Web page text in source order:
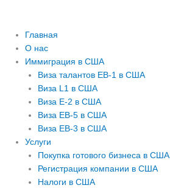
Главная
О нас
Иммиграция в США
Виза талантов EB-1 в США
Виза L1 в США
Виза E-2 в США
Виза EB-5 в США
Виза EB-3 в США
Услуги
Покупка готового бизнеса в США
Регистрация компании в США
Налоги в США